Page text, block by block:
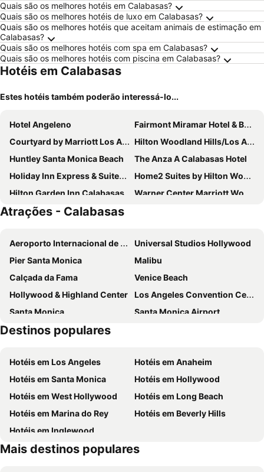
Quais são os melhores hotéis em Calabasas?
Quais são os melhores hotéis de luxo em Calabasas?
Quais são os melhores hotéis que aceitam animais de estimação em
Calabasas?
Quais são os melhores hotéis com spa em Calabasas?
Quais são os melhores hotéis com piscina em Calabasas?
Hotéis em Calabasas
Estes hotéis também poderão interessá-lo...
Hotel Angeleno
Fairmont Miramar Hotel & Bungalows
Courtyard by Marriott Los Angeles Woodland Hills
Hilton Woodland Hills/Los Angeles
Huntley Santa Monica Beach
The Anza A Calabasas Hotel
Holiday Inn Express & Suites Woodland Hills by IHG
Home2 Suites by Hilton Woodland Hills Los Angeles
Hilton Garden Inn Calabasas
Warner Center Marriott Woodland Hills
Homewood Suites by Hilton Agoura Hills
The Sojourn Los Angeles - Sherman Oaks
Best Western Plus Carriage Inn
Malibu Country Inn
Oceana Santa Monica, LXR Hotels & Resorts
Cal Mar Hotel Suites
Grand Vista Hotel
Atrações - Calabasas
Aeroporto Internacional de Los Angeles
Universal Studios Hollywood
Pier Santa Monica
Malibu
Calçada da Fama
Venice Beach
Hollywood & Highland Center
Los Angeles Convention Center
Santa Monica
Santa Monica Airport
Beverly Center
Angels Flight
Los Angeles County Museum of Art
Walt Disney Concert Hall
Union Station Los Angeles
Westwood Village Memorial Park Cemetery
Sunset Strip
Pier
The Getty Center Los Angeles
Van Nuys Airport
The Ronald Reagan Presidential Library
Park rozrywki Pacyfik
Destinos populares
Hotéis em Los Angeles
Hotéis em Anaheim
Hotéis em Santa Monica
Hotéis em Hollywood
Hotéis em West Hollywood
Hotéis em Long Beach
Hotéis em Marina do Rey
Hotéis em Beverly Hills
Hotéis em Inglewood
Mais destinos populares